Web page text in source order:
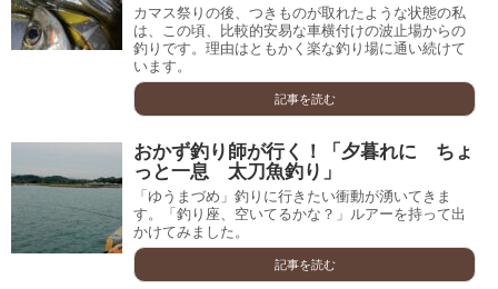
カマス祭りの後、つきものが取れたような状態の私
は、この頃、比較的安易な車横付けの波止場からの
釣りです。理由はともかく楽な釣り場に通い続けて
います。
記事を読む
おかず釣り師が行く！「夕暮れに ちょ
っと一息 太刀魚釣り」
「ゆうまづめ」釣りに行きたい衝動が湧いてきま
す。「釣り座、空いてるかな？」ルアーを持って出
かけてみました。
記事を読む